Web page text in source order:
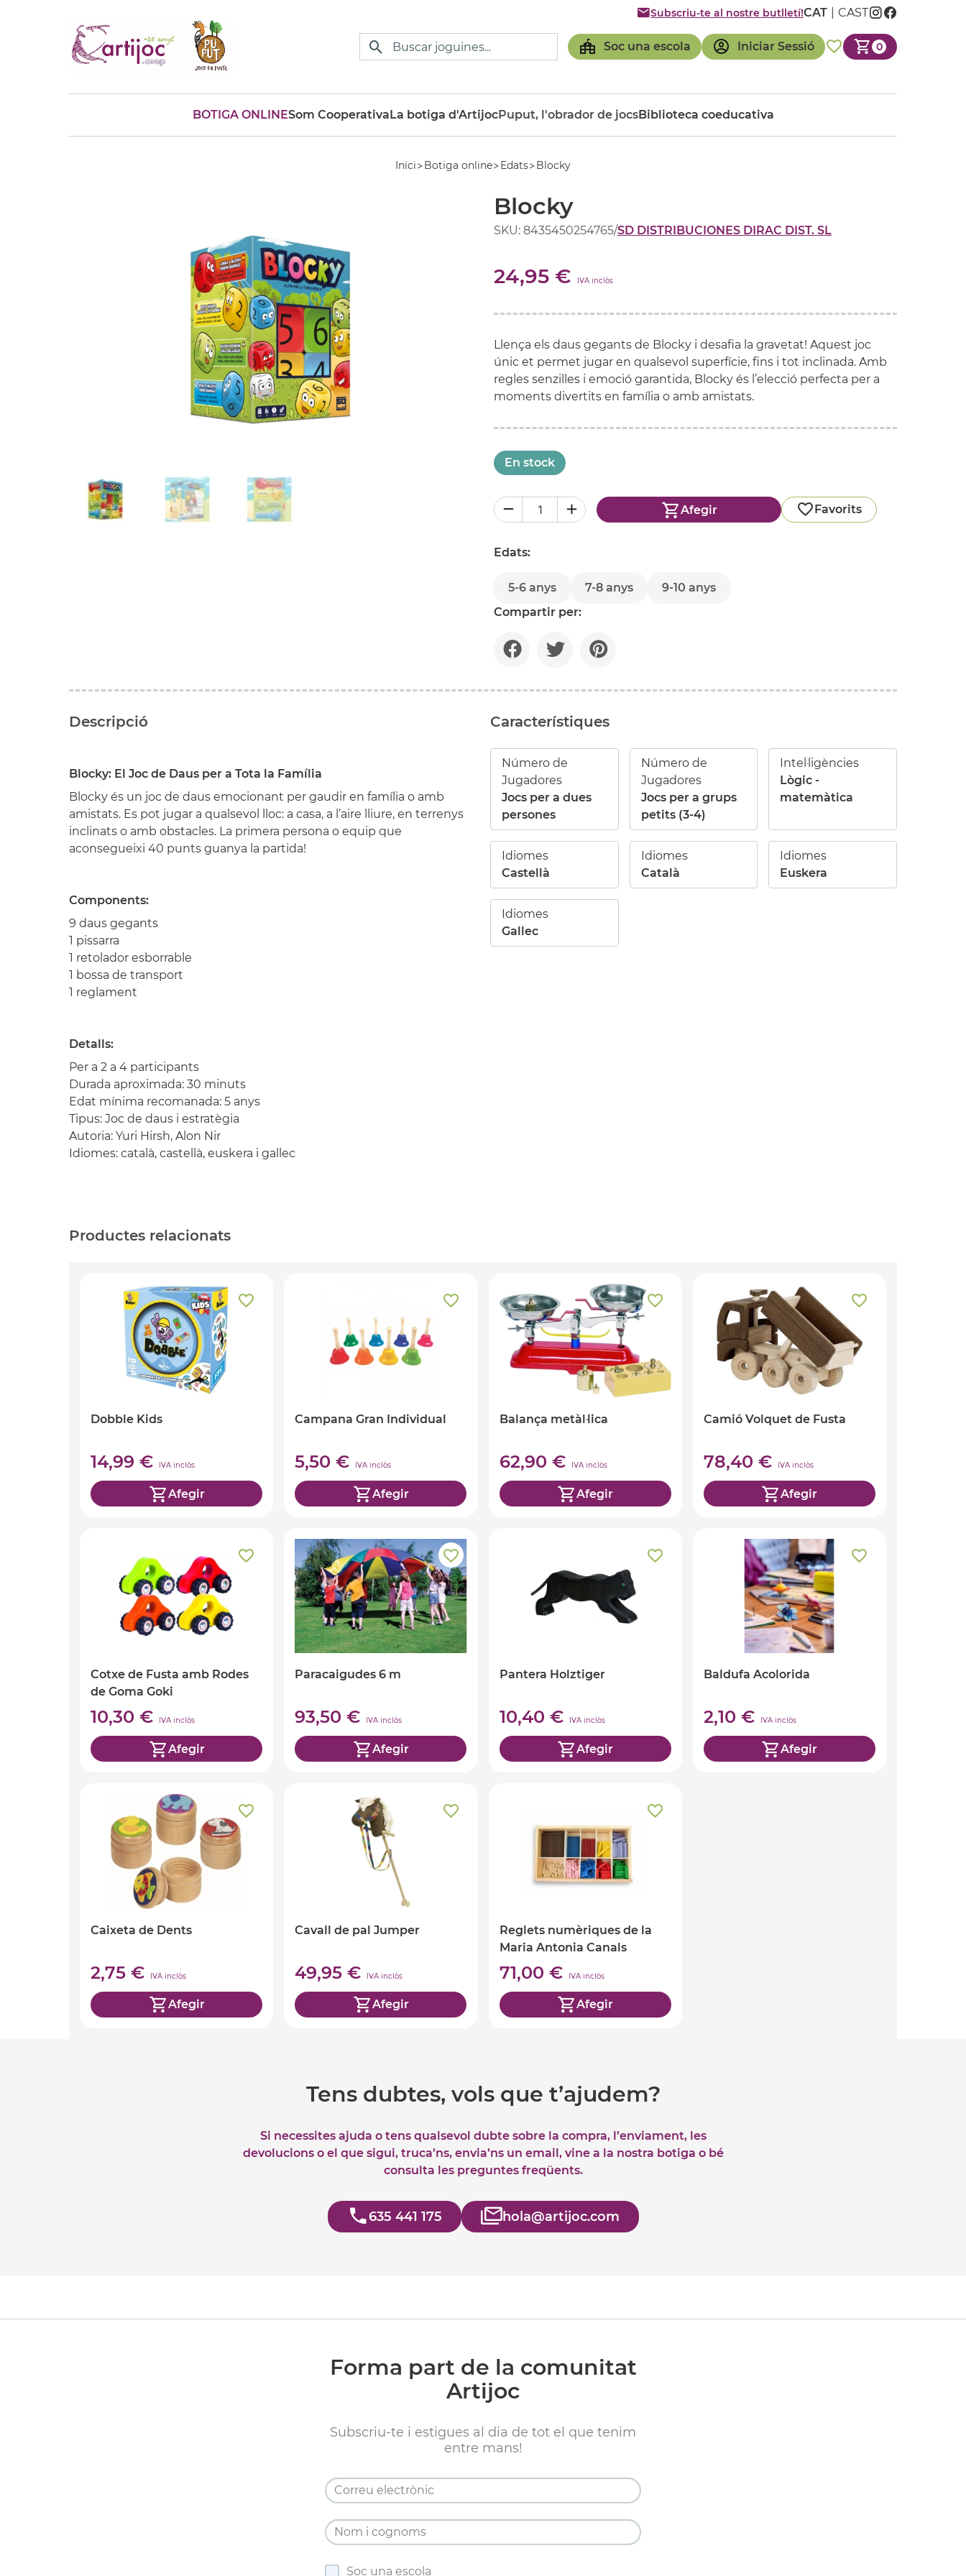
Soc una escola Iniciar Sessió 0
Subscriu-te al nostre butlletí!CAT CAST
BOTIGA ONLINESom CooperativaLa botiga d'ArtijocPuput, l'obrador de jocsBiblioteca coeducativa
Inici Botiga online Edats Blocky
Blocky
SKU: 8435450254765/SD DISTRIBUCIONES DIRAC DIST. SL
24,95 € IVA inclòs
Llença els daus gegants de Blocky i desafia la gravetat! Aquest joc
únic et permet jugar en qualsevol superfície, fins i tot inclinada. Amb
regles senzilles i emoció garantida, Blocky és l’elecció perfecta per a
moments divertits en família o amb amistats.
En stock
Afegir Favorits
Edats:
5-6 anys 7-8 anys
9-10 anys
Compartir per:
Descripció
Blocky: El Joc de Daus per a Tota la Família
Blocky és un joc de daus emocionant per gaudir en família o amb
amistats. Es pot jugar a qualsevol lloc: a casa, a l’aire lliure, en terrenys
inclinats o amb obstacles. La primera persona o equip que
aconsegueixi 40 punts guanya la partida!
Components:
9 daus gegants
1 pissarra
1 retolador esborrable
1 bossa de transport
1 reglament
Detalls:
Per a 2 a 4 participants
Durada aproximada: 30 minuts
Edat mínima recomanada: 5 anys
Tipus: Joc de daus i estratègia
Autoria: Yuri Hirsh, Alon Nir
Idiomes: català, castellà, euskera i gallec
Característiques
Número de
Jugadores
Jocs per a dues
persones
Número de
Jugadores
Jocs per a grups
petits (3-4)
Intel·ligències
Lògic -
matemàtica
Idiomes
Castellà
Idiomes
Català
Idiomes
Euskera
Idiomes
Gallec
Productes relacionats
Dobble Kids
14,99 € IVA inclòs
Afegir
Campana Gran Individual
5,50 € IVA inclòs
Afegir
Balança metàl·lica
62,90 € IVA inclòs
Afegir
Camió Volquet de Fusta
78,40 € IVA inclòs
Afegir
Cotxe de Fusta amb Rodes
de Goma Goki
10,30 € IVA inclòs
Afegir
Paracaigudes 6 m
93,50 € IVA inclòs
Afegir
Pantera Holztiger
10,40 € IVA inclòs
Afegir
Baldufa Acolorida
2,10 € IVA inclòs
Afegir
Caixeta de Dents
2,75 € IVA inclòs
Afegir
Cavall de pal Jumper
49,95 € IVA inclòs
Afegir
Reglets numèriques de la
Maria Antonia Canals
71,00 € IVA inclòs
Afegir
Tens dubtes, vols que t’ajudem?
Si necessites ajuda o tens qualsevol dubte sobre la compra, l’enviament, les
devolucions o el que sigui, truca’ns, envia’ns un email, vine a la nostra botiga o bé
consulta les preguntes freqüents.
635 441 175 hola@artijoc.com
Forma part de la comunitat
Artijoc
Subscriu-te i estigues al dia de tot el que tenim
entre mans!
Soc una escola